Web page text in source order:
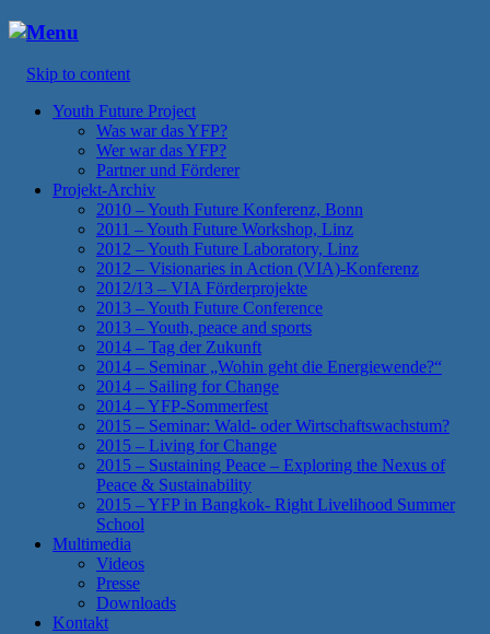
Menu
Skip to content
Youth Future Project
Was war das YFP?
Wer war das YFP?
Partner und Förderer
Projekt-Archiv
2010 – Youth Future Konferenz, Bonn
2011 – Youth Future Workshop, Linz
2012 – Youth Future Laboratory, Linz
2012 – Visionaries in Action (VIA)-Konferenz
2012/13 – VIA Förderprojekte
2013 – Youth Future Conference
2013 – Youth, peace and sports
2014 – Tag der Zukunft
2014 – Seminar „Wohin geht die Energiewende?“
2014 – Sailing for Change
2014 – YFP-Sommerfest
2015 – Seminar: Wald- oder Wirtschaftswachstum?
2015 – Living for Change
2015 – Sustaining Peace – Exploring the Nexus of
Peace & Sustainability
2015 – YFP in Bangkok- Right Livelihood Summer
School
Multimedia
Videos
Presse
Downloads
Kontakt